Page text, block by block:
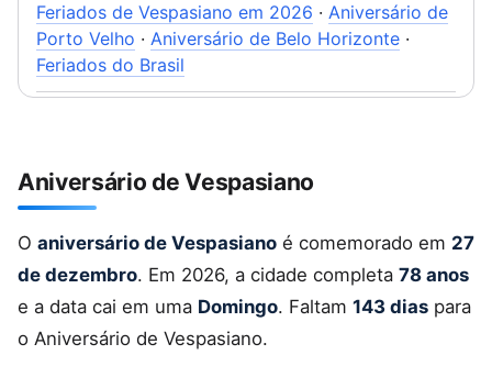
Feriados de Vespasiano em 2026 · Aniversário de
Porto Velho · Aniversário de Belo Horizonte ·
Feriados do Brasil
Aniversário de Vespasiano
O aniversário de Vespasiano é comemorado em 27
de dezembro. Em 2026, a cidade completa 78 anos
e a data cai em uma Domingo. Faltam 143 dias para
o Aniversário de Vespasiano.